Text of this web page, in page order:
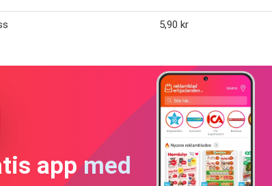
5,90 kr
app med